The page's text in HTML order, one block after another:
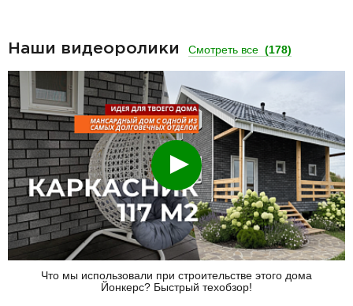
Наши видеоролики Смотреть все (178)
Смотреть
Что мы использовали при строительстве этого дома
Йонкерс? Быстрый техобзор!